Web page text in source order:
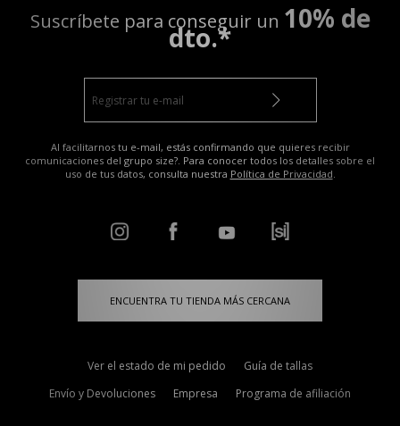
Suscríbete para conseguir un 10% de
dto.*
Al facilitarnos tu e-mail, estás confirmando que quieres recibir
comunicaciones del grupo size?. Para conocer todos los detalles sobre el
uso de tus datos, consulta nuestra Política de Privacidad.
ENCUENTRA TU TIENDA MÁS CERCANA
Ver el estado de mi pedido
Guía de tallas
Envío y Devoluciones
Empresa Programa de afiliación